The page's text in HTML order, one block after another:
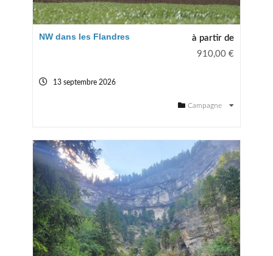
NW dans les Flandres
à partir de
910,00 €
13 septembre 2026
Campagne